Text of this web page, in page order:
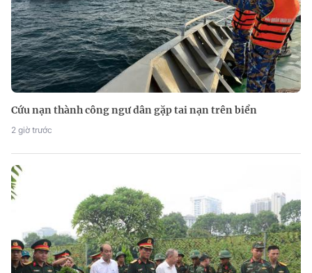
Cứu nạn thành công ngư dân gặp tai nạn trên biển
2 giờ trước